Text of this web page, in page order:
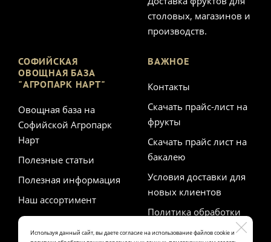
Используя данный сайт, вы даете согласие на использование файлов cookie и
столовых, магазинов и
производств.
СОФИЙСКАЯ
ОВОЩНАЯ БАЗА
"АГРОПАРК НАРТ"
Овощная база на
Софийской Агропарк
Нарт
Полезные статьи
Полезная информация
Наш ассортимент
ВАЖНОЕ
Контакты
Скачать прайс-лист на
фрукты
Скачать прайс лист на
бакалею
Условия доставки для
новых клиентов
Политика обработки
персональных данных